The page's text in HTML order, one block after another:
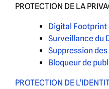
PROTECTION DE LA
Digital Footprint
Surveillance du
Suppression
Bloqueur de
PROTECTION DE